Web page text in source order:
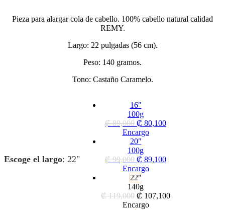
is:
₡ 107,100.
was:
Pieza para alargar cola de cabello. 100% cabello natural calidad
REMY.
Largo: 22 pulgadas (56 cm).
Peso: 140 gramos.
Tono: Castaño Caramelo.
Escoge el largo: 22"
16"
100g
₡89,000 ₡ 80,100
Encargo
20"
100g
₡99,000 ₡ 89,100
Encargo
22"
140g
₡119,000 ₡ 107,100
Encargo